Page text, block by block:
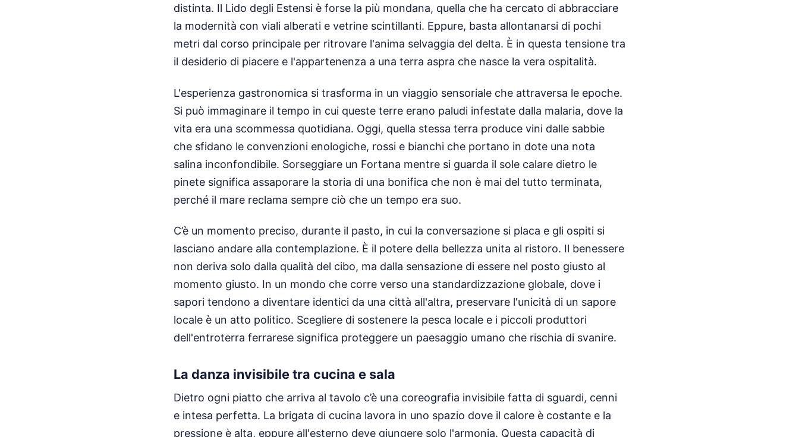
distinta. Il Lido degli Estensi è forse la più mondana, quella che ha cercato di abbracciare
la modernità con viali alberati e vetrine scintillanti. Eppure, basta allontanarsi di pochi
metri dal corso principale per ritrovare l'anima selvaggia del delta. È in questa tensione tra
il desiderio di piacere e l'appartenenza a una terra aspra che nasce la vera ospitalità.
L'esperienza gastronomica si trasforma in un viaggio sensoriale che attraversa le epoche.
Si può immaginare il tempo in cui queste terre erano paludi infestate dalla malaria, dove la
vita era una scommessa quotidiana. Oggi, quella stessa terra produce vini dalle sabbie
che sfidano le convenzioni enologiche, rossi e bianchi che portano in dote una nota
salina inconfondibile. Sorseggiare un Fortana mentre si guarda il sole calare dietro le
pinete significa assaporare la storia di una bonifica che non è mai del tutto terminata,
perché il mare reclama sempre ciò che un tempo era suo.
C’è un momento preciso, durante il pasto, in cui la conversazione si placa e gli ospiti si
lasciano andare alla contemplazione. È il potere della bellezza unita al ristoro. Il benessere
non deriva solo dalla qualità del cibo, ma dalla sensazione di essere nel posto giusto al
momento giusto. In un mondo che corre verso una standardizzazione globale, dove i
sapori tendono a diventare identici da una città all'altra, preservare l'unicità di un sapore
locale è un atto politico. Scegliere di sostenere la pesca locale e i piccoli produttori
dell'entroterra ferrarese significa proteggere un paesaggio umano che rischia di svanire.
La danza invisibile tra cucina e sala
Dietro ogni piatto che arriva al tavolo c’è una coreografia invisibile fatta di sguardi, cenni
e intesa perfetta. La brigata di cucina lavora in uno spazio dove il calore è costante e la
pressione è alta, eppure all'esterno deve giungere solo l'armonia. Questa capacità di